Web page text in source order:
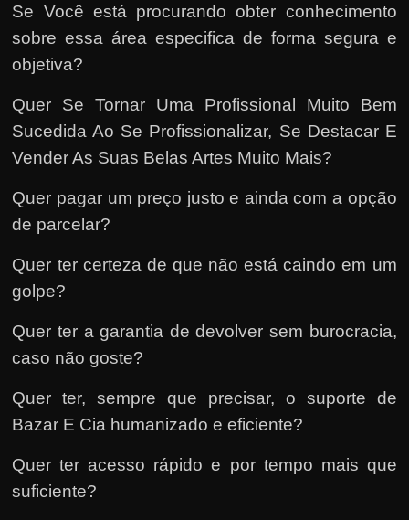
Se Você está procurando obter conhecimento
sobre essa área especifica de forma segura e
objetiva?
Quer Se Tornar Uma Profissional Muito Bem
Sucedida Ao Se Profissionalizar, Se Destacar E
Vender As Suas Belas Artes Muito Mais?
Quer pagar um preço justo e ainda com a opção
de parcelar?
Quer ter certeza de que não está caindo em um
golpe?
Quer ter a garantia de devolver sem burocracia,
caso não goste?
Quer ter, sempre que precisar, o suporte de
Bazar E Cia humanizado e eficiente?
Quer ter acesso rápido e por tempo mais que
suficiente?